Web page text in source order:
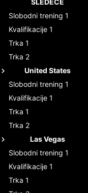
Slobodni trening 1
Kvalifikacije 1
Trka 1
Trka 2
United States
Slobodni trening 1
Kvalifikacije 1
Trka 1
Trka 2
Las Vegas
Slobodni trening 1
Kvalifikacije 1
Trka 1